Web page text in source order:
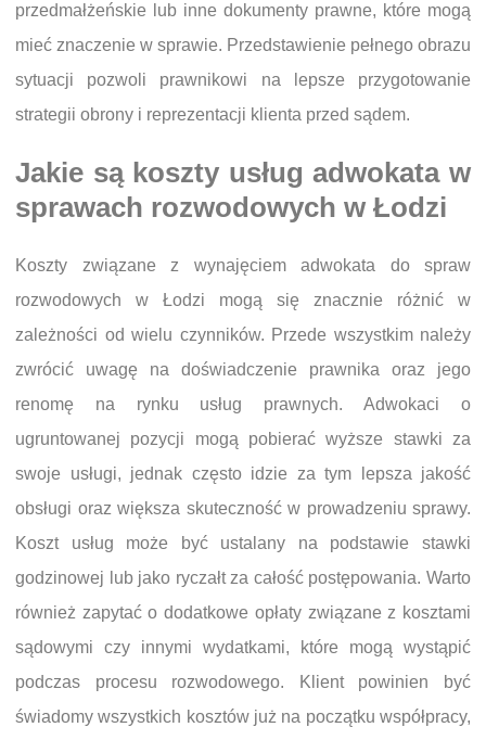
przedmałżeńskie lub inne dokumenty prawne, które mogą
mieć znaczenie w sprawie. Przedstawienie pełnego obrazu
sytuacji pozwoli prawnikowi na lepsze przygotowanie
strategii obrony i reprezentacji klienta przed sądem.
Jakie są koszty usług adwokata w
sprawach rozwodowych w Łodzi
Koszty związane z wynajęciem adwokata do spraw
rozwodowych w Łodzi mogą się znacznie różnić w
zależności od wielu czynników. Przede wszystkim należy
zwrócić uwagę na doświadczenie prawnika oraz jego
renomę na rynku usług prawnych. Adwokaci o
ugruntowanej pozycji mogą pobierać wyższe stawki za
swoje usługi, jednak często idzie za tym lepsza jakość
obsługi oraz większa skuteczność w prowadzeniu sprawy.
Koszt usług może być ustalany na podstawie stawki
godzinowej lub jako ryczałt za całość postępowania. Warto
również zapytać o dodatkowe opłaty związane z kosztami
sądowymi czy innymi wydatkami, które mogą wystąpić
podczas procesu rozwodowego. Klient powinien być
świadomy wszystkich kosztów już na początku współpracy,